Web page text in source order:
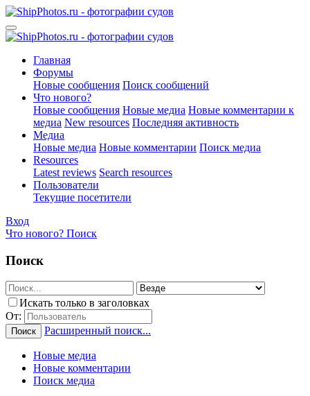
Главная
Форумы
Новые сообщения Поиск сообщений
Что нового?
Новые сообщения Новые медиа Новые комментарии к
медиа New resources Последняя активность
Медиа
Новые медиа Новые комментарии Поиск медиа
Resources
Latest reviews Search resources
Пользователи
Текущие посетители
Вход
Что нового? Поиск
Поиск
Искать только в заголовках
От:
Поиск Расширенный поиск...
Новые медиа
Новые комментарии
Поиск медиа